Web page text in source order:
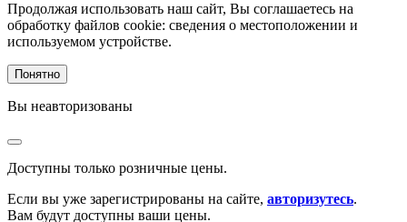
Продолжая использовать наш сайт, Вы соглашаетесь на
обработку файлов cookie: сведения о местоположении и
используемом устройстве.
Понятно
Вы неавторизованы
Доступны только розничные цены.
Если вы уже зарегистрированы на сайте, авторизутесь.
Вам будут доступны ваши цены.